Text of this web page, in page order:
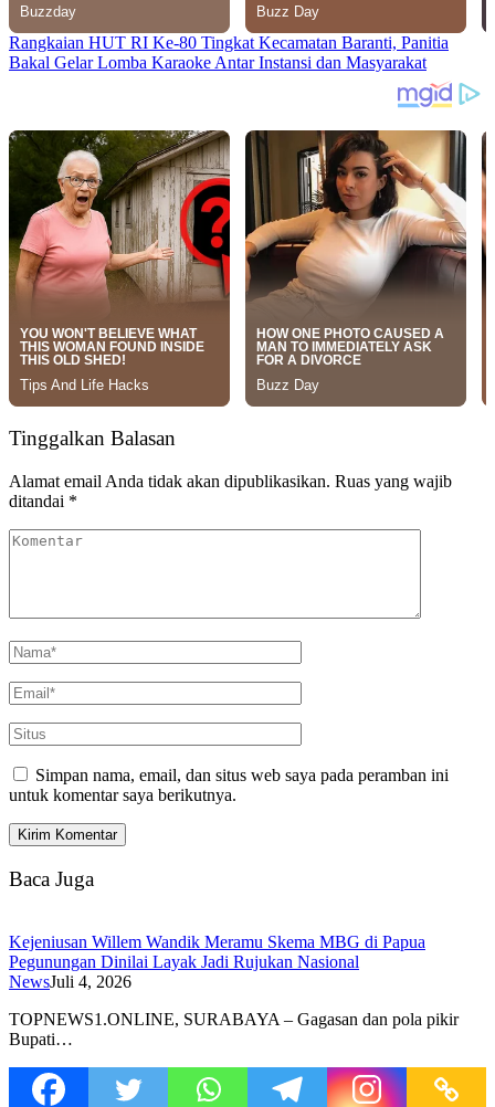
Rangkaian HUT RI Ke-80 Tingkat Kecamatan Baranti, Panitia
Bakal Gelar Lomba Karaoke Antar Instansi dan Masyarakat
Tinggalkan Balasan
Alamat email Anda tidak akan dipublikasikan. Ruas yang wajib
ditandai *
Simpan nama, email, dan situs web saya pada peramban ini
untuk komentar saya berikutnya.
Baca Juga
Kejeniusan Willem Wandik Meramu Skema MBG di Papua
Pegunungan Dinilai Layak Jadi Rujukan Nasional
NewsJuli 4, 2026
TOPNEWS1.ONLINE, SURABAYA – Gagasan dan pola pikir
Bupati…